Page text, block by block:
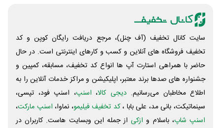
سایت کانال تخفیف (آف چنل)، مرجع دریافت رایگان کوپن و کد
تخفیف فروشگاه های آنلاین و کسب و‌ کارهای اینترنتی است. در حال
حاضر با همراهی استارت آپ ها انواع کد تخفیف، مسابقه، کمپین و
جشنواره های صدها برند معتبر، اپلیکیشن و مراکز خدمات آنلاین را به
اطلاع مخاطبان می‌رسانیم. دیجی کالا، اسنپ، اسنپ فود، تپسی،
سینماتیکت، بانی مد، علی‌ بابا ،کد تخفیف فیلیمو، نماوا، اسنپ مارکت،
اسنپ شاپ، باسلام و ازکی از جمله این وبسایت ‌هاست. کاربران در